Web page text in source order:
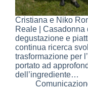
Cristiana e Niko
Reale | Casadonna
degustazione e
continua ricerca
trasformazione per
portato ad
dell’ingrediente…